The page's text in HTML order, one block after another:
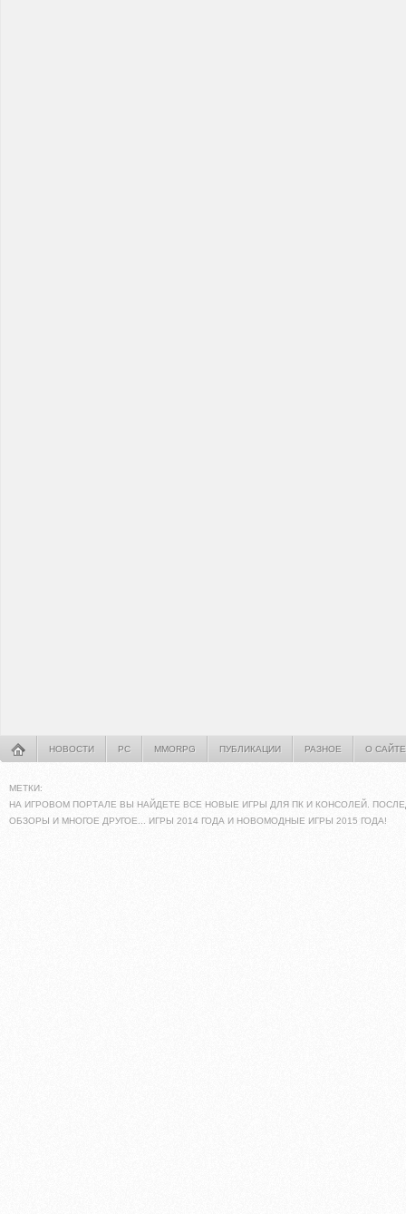
НОВОСТИ PC MMORPG ПУБЛИКАЦИИ РАЗНОЕ О САЙТЕ
МЕТКИ:
НА ИГРОВОМ ПОРТАЛЕ ВЫ НАЙДЕТЕ ВСЕ НОВЫЕ ИГРЫ ДЛЯ ПК И КОНСОЛЕЙ.
ОБЗОРЫ И МНОГОЕ ДРУГОЕ... ИГРЫ 2014 ГОДА И НОВОМОДНЫЕ ИГРЫ 2015 ГОДА!